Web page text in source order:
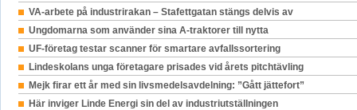
VA-arbete på industrirakan – Stafettgatan stängs delvis av
Ungdomarna som använder sina A-traktorer till nytta
UF-företag testar scanner för smartare avfallssortering
Lindeskolans unga företagare prisades vid årets pitchtävling
Mejk firar ett år med sin livsmedelsavdelning: ”Gått jättefort”
Här inviger Linde Energi sin del av industriutställningen